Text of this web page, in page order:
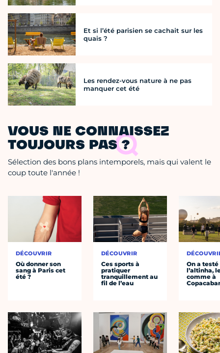
Et si l’été parisien se cachait sur les
quais ?
Les rendez-vous nature à ne pas
manquer cet été
VOUS NE CONNAISSEZ
TOUJOURS PAS ?
Sélection des bons plans intemporels, mais qui valent le
coup toute l'année !
DÉCOUVRIR
Où donner son
sang à Paris cet
été ?
DÉCOUVRIR
Ces sports à
pratiquer
tranquillement au
fil de l’eau
On a testé
l’altinha,
comme à